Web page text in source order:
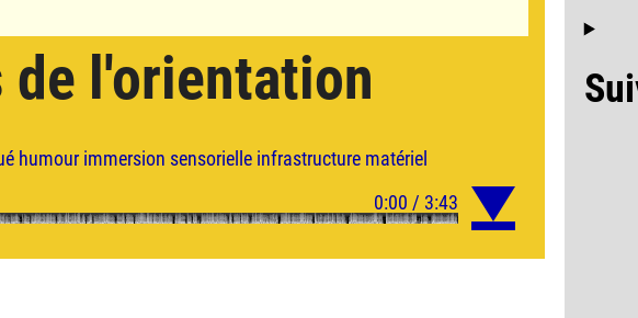
l'orientation
humour immersion sensorielle infrastructure matériel